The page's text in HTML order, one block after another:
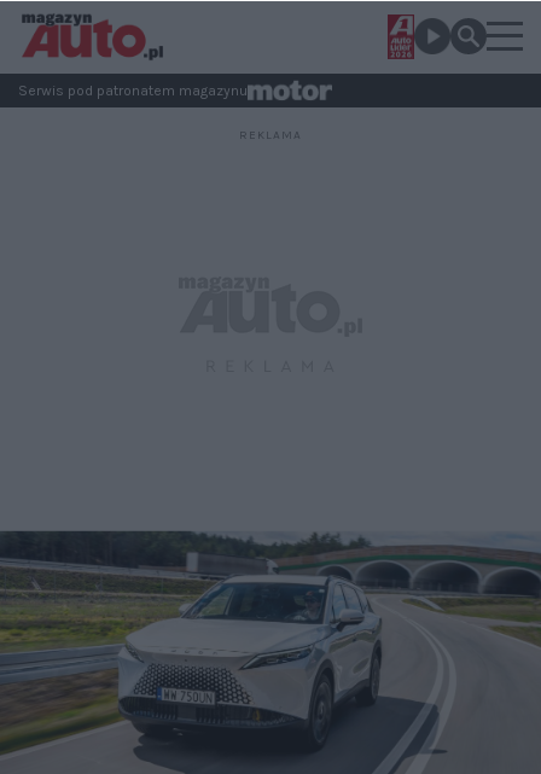
Serwis pod patronatem magazynu